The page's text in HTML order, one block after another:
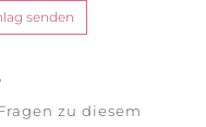
zu diesem